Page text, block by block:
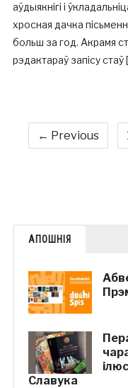
аўдыякнігі і
хросная дачка
больш за год. Акрамя
рэдактараў запісу стаў
← Previous
АПОШНІЯ
Славука